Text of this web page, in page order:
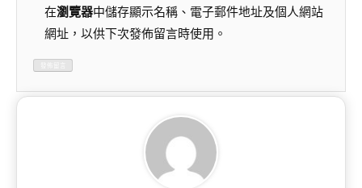
在瀏覽器中儲存顯示名稱、電子郵件地址及個人網站
網址，以供下次發佈留言時使用。